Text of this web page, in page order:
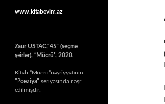
www.kitabevim.az
Zaur USTAC,“45” (seçmə
şeirlər), “Mücrü”, 2020.
Kitab “Mücrü”nəşriyyatının
“Poeziya” seriyasında nəşr
edilmişdir.